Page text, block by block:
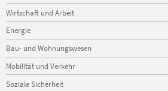
Wirtschaft und Arbeit
Energie
Bau- und Wohnungswesen
Mobilität und Verkehr
Soziale Sicherheit